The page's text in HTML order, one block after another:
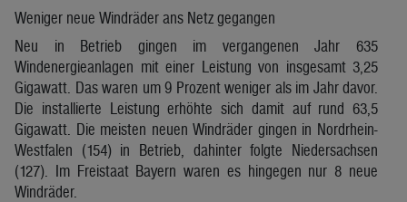
Weniger neue Windräder ans Netz gegangen
Neu in Betrieb gingen im vergangenen Jahr 635
Windenergieanlagen mit einer Leistung von insgesamt 3,25
Gigawatt. Das waren um 9 Prozent weniger als im Jahr davor.
Die installierte Leistung erhöhte sich damit auf rund 63,5
Gigawatt. Die meisten neuen Windräder gingen in Nordrhein-
Westfalen (154) in Betrieb, dahinter folgte Niedersachsen
(127). Im Freistaat Bayern waren es hingegen nur 8 neue
Windräder.